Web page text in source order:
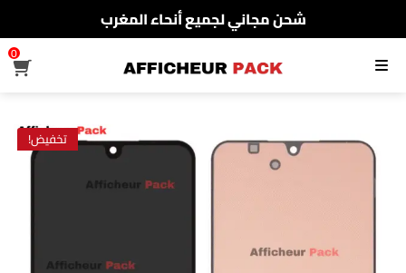
شحن مجاني لجميع أنحاء المغرب
شحن مجاني لجميع أنحاء المغرب
القائمة
0
تخفيض!